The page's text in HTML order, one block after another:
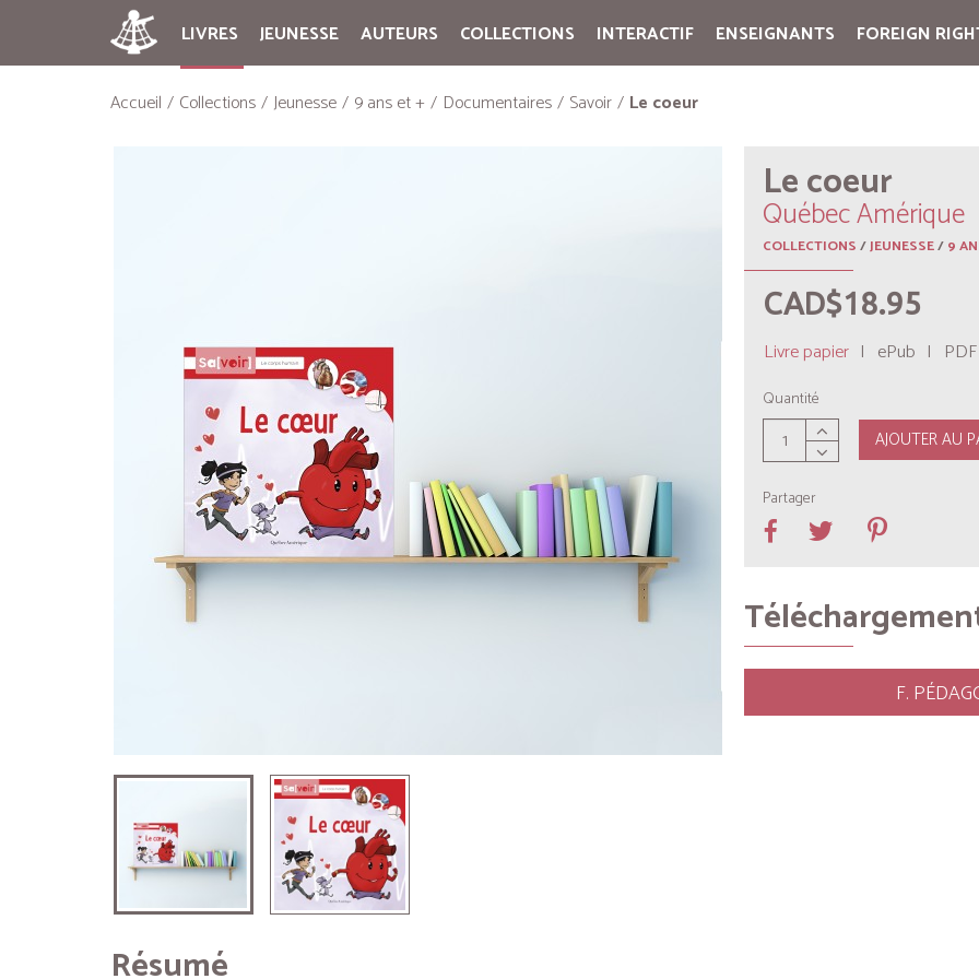
LIVRES JEUNESSE AUTEURS COLLECTIONS INTERACTIF ENSEIGNANTS FOREIGN
Accueil Collections Jeunesse 9 ans et + Documentaires Savoir Le coeur
Le coeur
Québec Amérique
COLLECTIONS/JEUNESSE/9
CAD$18.95
Livre papier | ePub | PDF
Quantité
AJOUTER AU
Partager
F.
Résumé